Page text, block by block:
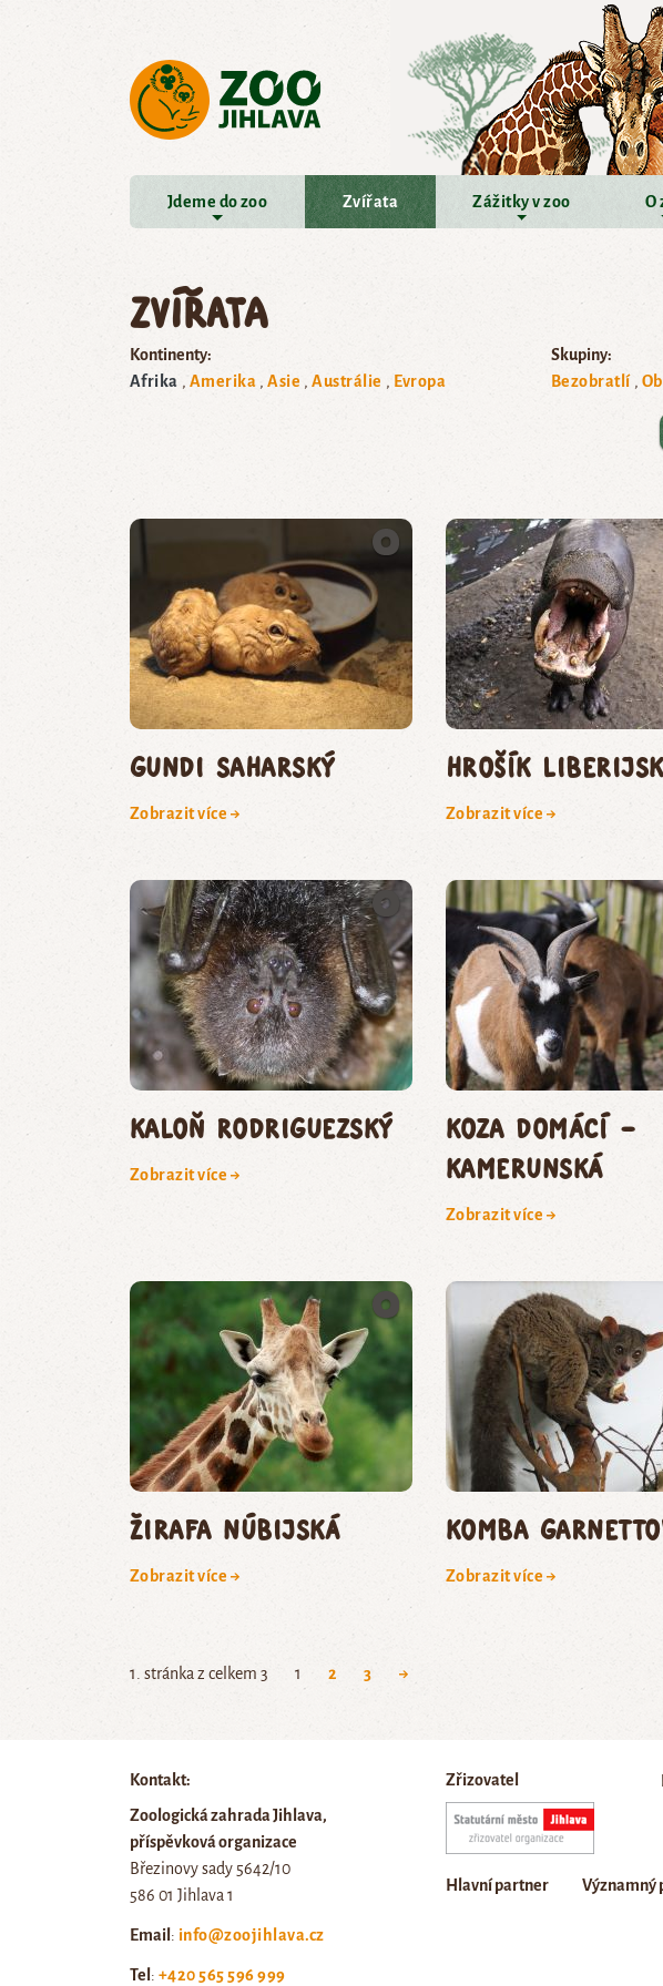
Jdeme do zoo Zvířata Zážitky v zoo O
Zvířata
Kontinenty:
Afrika
Amerika Asie Austrálie Evropa
Skupiny:
Bezobratlí
gundi saharský
Zobrazit více →
hrošík
Zobrazit více →
kaloň rodriguezský
Zobrazit více →
koza domácí –
kamerunská
Zobrazit více →
žirafa núbijská
Zobrazit více →
komba
Zobrazit více →
1. stránka z celkem 3 1 2 3 →
Kontakt:
Zoologická zahrada Jihlava,
příspěvková organizace
Březinovy sady 5642/10
586 01 Jihlava 1
Email : info@zoojihlava.cz
Tel : +420 565 596 999
Zřizovatel
Hlavní partner Významný